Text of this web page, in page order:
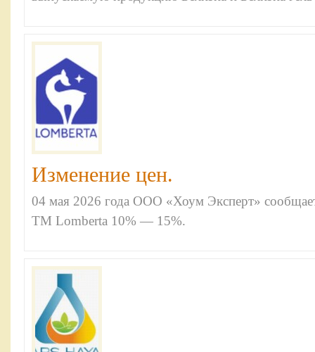
Изменение цен.
04 мая 2026 года ООО «Хоум Эксперт»
ТМ Lomberta 10% — 15%.